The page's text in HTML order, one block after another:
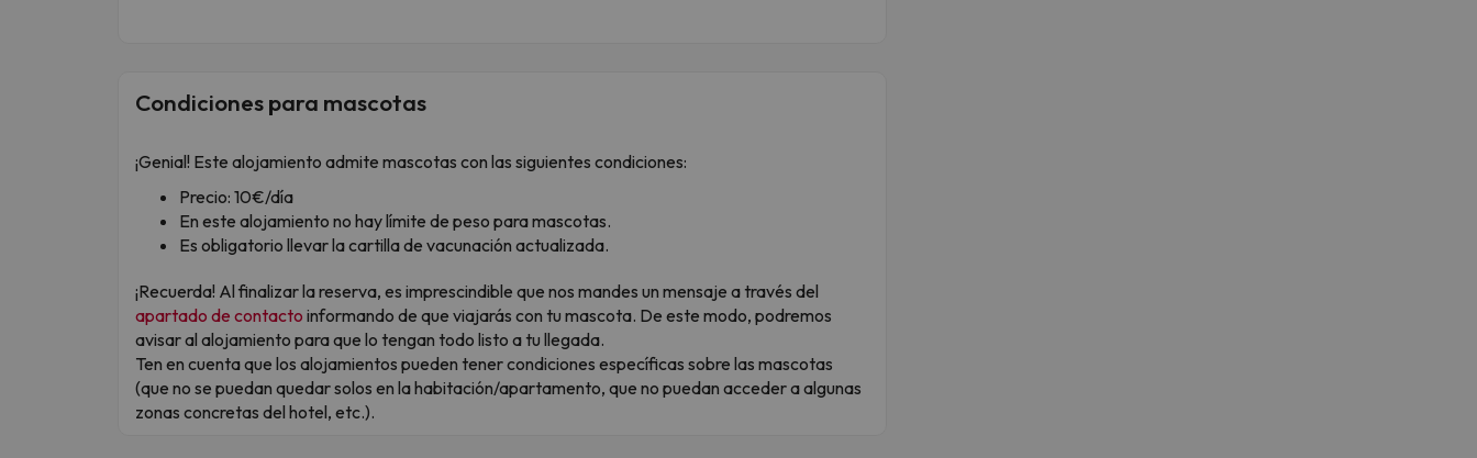
Condiciones para mascotas
¡Genial! Este alojamiento admite mascotas con las siguientes condiciones:
Precio: 10€/día
En este alojamiento no hay límite de peso para mascotas.
Es obligatorio llevar la cartilla de vacunación actualizada.
¡Recuerda! Al finalizar la reserva, es imprescindible que nos mandes un mensaje a través del
apartado de contacto informando de que viajarás con tu mascota. De este modo, podremos
avisar al alojamiento para que lo tengan todo listo a tu llegada.
Ten en cuenta que los alojamientos pueden tener condiciones específicas sobre las mascotas
(que no se puedan quedar solos en la habitación/apartamento, que no puedan acceder a algunas
zonas concretas del hotel, etc.).